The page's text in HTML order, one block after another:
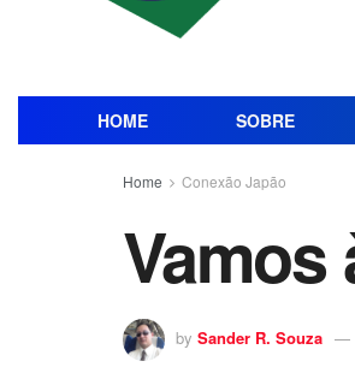
HOME SOBRE
Home Conexão Japão
Vamos
by Sander R. Souza